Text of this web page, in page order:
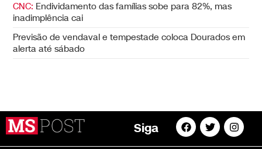
CNC: Endividamento das famílias sobe para 82%, mas
inadimplência cai
Previsão de vendaval e tempestade coloca Dourados em
alerta até sábado
Siga